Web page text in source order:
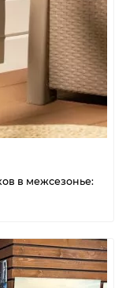
в межсезонье: